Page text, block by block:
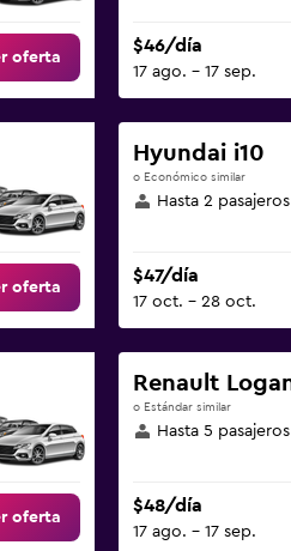
oferta
$46/día
17 ago. - 17 sep.
oferta
Hyundai i10
o Económico similar
Hasta 2 pasajeros
$47/día
17 oct. - 28 oct.
oferta
Renault
o Estándar similar
Hasta 5 pasajeros
$48/día
17 ago. - 17 sep.